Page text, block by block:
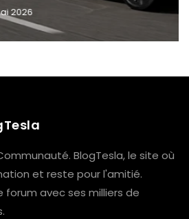
BlogTesla, le site où
et reste pour l'amitié.
forum avec ses milliers de